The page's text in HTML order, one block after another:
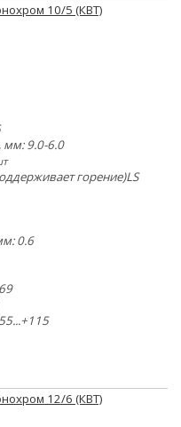
10/5 (КВТ)
мм: 9.0-6.0
горение)LS
0.6
12/6 (КВТ)